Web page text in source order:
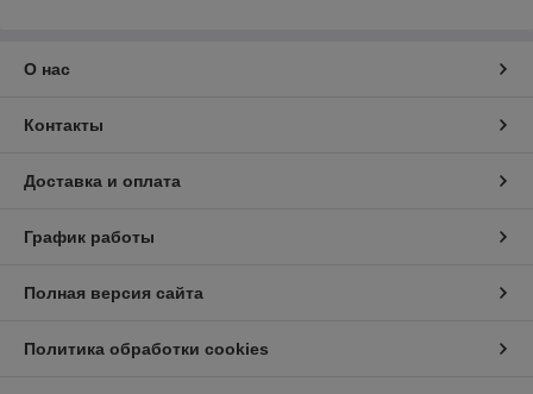
О нас
Контакты
Доставка и оплата
График работы
Полная версия сайта
Политика обработки cookies